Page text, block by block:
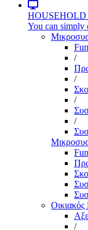
You can simply
/
/
/
/
Οικιακός
/